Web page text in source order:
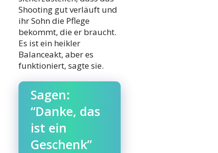
Shooting gut verläuft und
ihr Sohn die Pflege
bekommt, die er braucht.
Es ist ein heikler
Balanceakt, aber es
funktioniert, sagte sie.
Sagen:
“Danke, das
ist ein
Geschenk”